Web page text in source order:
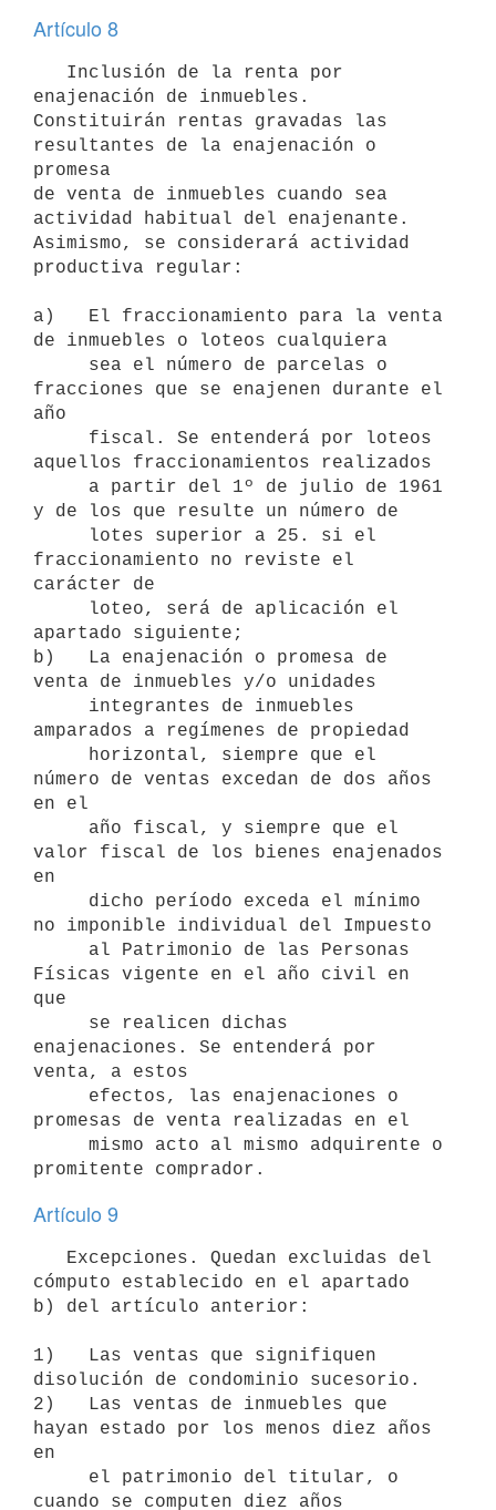
Artículo 8
enajenación de inmuebles.
Constituirán rentas gravadas las
resultantes de la enajenación o
promesa
de venta de inmuebles cuando sea
actividad habitual del enajenante.
Asimismo, se considerará actividad
productiva regular:
a)   El fraccionamiento para la venta
de inmuebles o loteos cualquiera
fracciones que se enajenen durante el
año
aquellos fraccionamientos realizados
y de los que resulte un número de
fraccionamiento no reviste el
carácter de
apartado siguiente;
b)   La enajenación o promesa de
venta de inmuebles y/o unidades
amparados a regímenes de propiedad
número de ventas excedan de dos años
en el
valor fiscal de los bienes enajenados
en
no imponible individual del Impuesto
Físicas vigente en el año civil en
que
enajenaciones. Se entenderá por
venta, a estos
promesas de venta realizadas en el
Artículo 9
cómputo establecido en el apartado
b) del artículo anterior:
1)   Las ventas que signifiquen
disolución de condominio sucesorio.
2)   Las ventas de inmuebles que
hayan estado por los menos diez años
en
cuando se computen diez años